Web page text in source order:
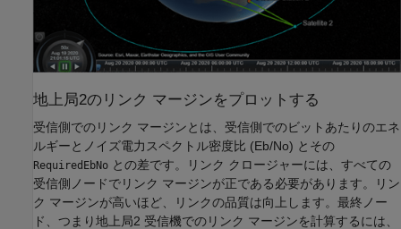
地上局2のリンク マージンをプロットする
受信側でのリンク マージンとは、受信側でのビットあたりのエネ
ルギーとノイズ電力スペクトル密度比 (Eb/No) とその
RequiredEbNo との差です。リンク クロージャーには、すべての
受信側ノードでリンク マージンが正である必要があります。リン
ク マージンが高いほど、リンクの品質は向上します。最終ノー
ド、つまり地上局2 受信機でのリンク マージンを計算するには、